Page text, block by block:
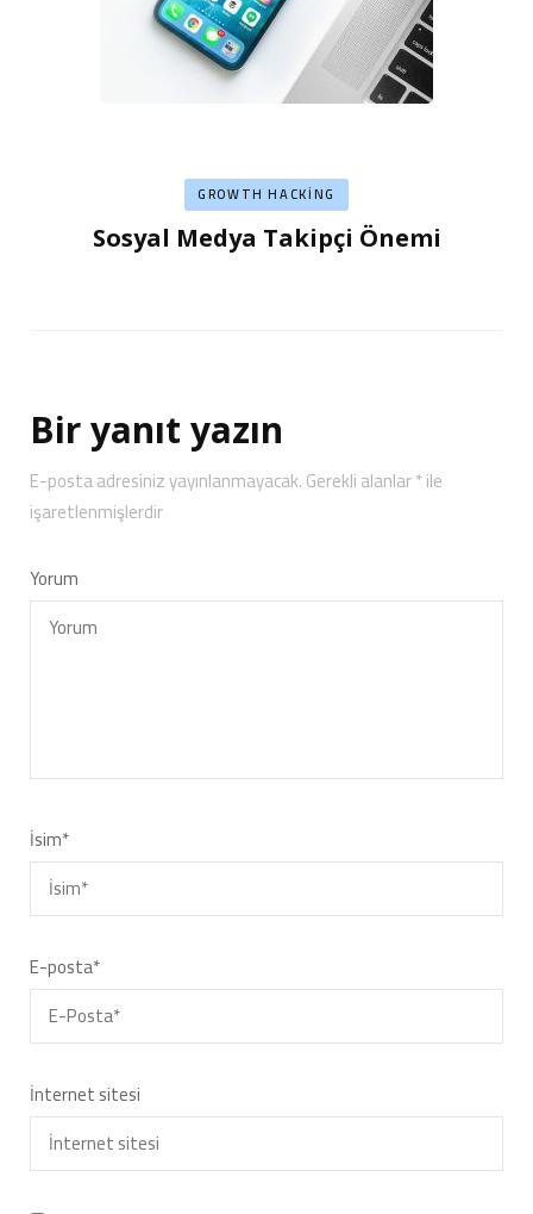
GROWTH HACKING
Sosyal Medya Takipçi Önemi
Bir yanıt yazın
E-posta adresiniz yayınlanmayacak.Gerekli alanlar*ile
işaretlenmişlerdir
Yorum
İsim*
E-posta*
İnternet sitesi